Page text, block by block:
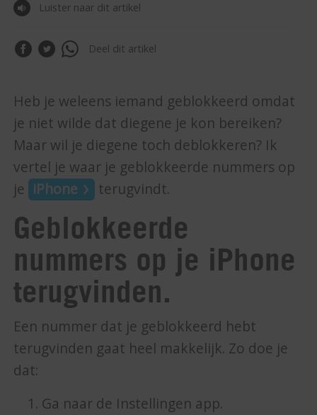
Luister naar dit artikel
Deel dit artikel
Heb je weleens iemand geblokkeerd omdat
je niet wilde dat diegene je kon bereiken?
Maar wil je diegene toch deblokkeren? Ik
vertel je waar je geblokkeerde nummers op
je iPhone terugvindt.
Geblokkeerde
nummers op je iPhone
terugvinden.
Een nummer dat je geblokkeerd hebt
terugvinden gaat heel makkelijk. Zo doe je
dat:
Ga naar de Instellingen app.